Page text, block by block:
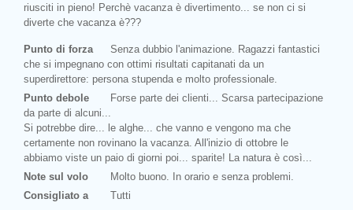
riusciti in pieno! Perchè vacanza è divertimento... se non ci si
diverte che vacanza è???
Punto di forza
Senza dubbio l'animazione. Ragazzi fantastici
che si impegnano con ottimi risultati capitanati da un
superdirettore: persona stupenda e molto professionale.
Punto debole
Forse parte dei clienti... Scarsa partecipazione
da parte di alcuni...
Si potrebbe dire... le alghe... che vanno e vengono ma che
certamente non rovinano la vacanza. All'inizio di ottobre le
abbiamo viste un paio di giorni poi... sparite! La natura è così...
Note sul volo
Molto buono. In orario e senza problemi.
Consigliato a
Tutti